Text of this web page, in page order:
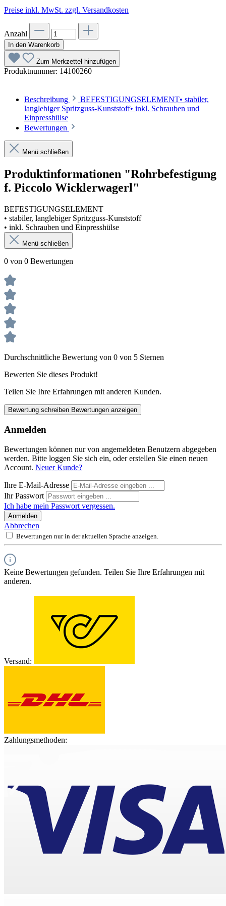
Preise inkl. MwSt. zzgl. Versandkosten
Anzahl
In den Warenkorb
Zum Merkzettel hinzufügen
Produktnummer: 14100260
Beschreibung
BEFESTIGUNGSELEMENT• stabiler,
langlebiger Spritzguss-Kunststoff• inkl. Schrauben und
Einpresshülse
Bewertungen
Menü schließen
Produktinformationen "Rohrbefestigung
f. Piccolo Wicklerwagerl"
BEFESTIGUNGSELEMENT
• stabiler, langlebiger Spritzguss-Kunststoff
• inkl. Schrauben und Einpresshülse
Menü schließen
0 von 0 Bewertungen
Durchschnittliche Bewertung von 0 von 5 Sternen
Bewerten Sie dieses Produkt!
Teilen Sie Ihre Erfahrungen mit anderen Kunden.
Bewertung schreiben Bewertungen anzeigen
Anmelden
Bewertungen können nur von angemeldeten Benutzern abgegeben
werden. Bitte loggen Sie sich ein, oder erstellen Sie einen neuen
Account. Neuer Kunde?
Ihre E-Mail-Adresse
Ihr Passwort
Ich habe mein Passwort vergessen.
Anmelden
Abbrechen
Bewertungen nur in der aktuellen Sprache anzeigen.
Keine Bewertungen gefunden. Teilen Sie Ihre Erfahrungen mit
anderen.
Versand:
Zahlungsmethoden: